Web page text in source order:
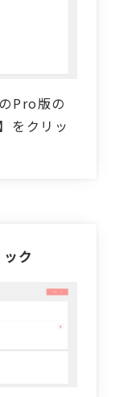
Pro版の
をクリッ
ク